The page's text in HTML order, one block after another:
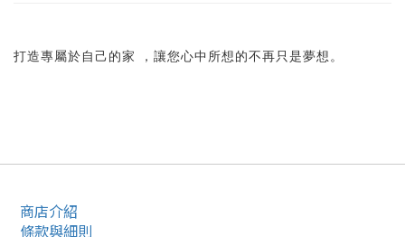
打造專屬於自己的家 ，讓您心中所想的不再只是夢想。
商店介紹
條款與細則